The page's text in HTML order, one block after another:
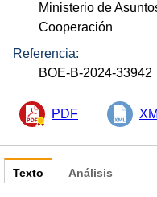
Ministerio de
Cooperación
Referencia:
BOE-B-2024-33942
PDF
Texto Análisis